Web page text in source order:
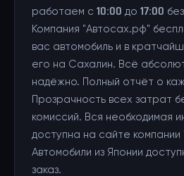
работаем с 10:00 до 17:00
Компания "Автосах.рф"
вас автомобиль и в
его на Сахалин. Всё
надёжно. Полный отчёт о
Прозрачность всех затрат
комиссий. Вся необходимая
доступна на сайте
Автомобили из Японии
заказ.